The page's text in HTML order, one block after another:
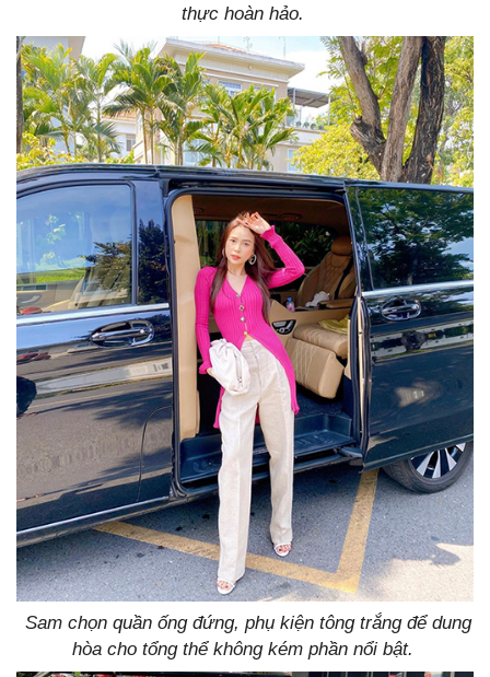
thực hoàn hảo.
Sam chọn quần ống đứng, phụ kiện tông trắng để dung
hòa cho tổng thể không kém phần nổi bật.